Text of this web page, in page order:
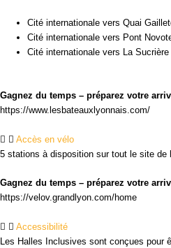
Cité internationale vers Quai
Cité internationale vers Pont
Cité internationale vers La
Gagnez du temps – préparez votre
https://www.lesbateauxlyonnais.com/
Accès en vélo
5 stations à disposition sur tout le site de
Gagnez du temps – préparez votre
https://velov.grandlyon.com/home
Accessibilité
Les Halles Inclusives sont conçues pour